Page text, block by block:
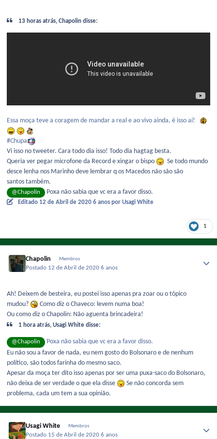
13 horas atrás, Chapolin disse:
Essa moça teve a coragem de mandar a real e ao vivo ainda, é isso aí!
#Chupa
Vi isso no tweeter. Cara todo dia isso! Todo dia hagtag besta.
Queria ver pegar microfone da Record e xingar o bispo
Se todo mundo
desce lenha nos Marinho deve lembrar q os Macedos não são são
santos também.
@Chapolin Poxa não sabia que vc era a favor disso.
Editado 12 de Abril de 2020 6 anos por Usagi White
1
Chapolin Membros
Postado 12 de Abril de 20206 anos
Ah! Deixem de besteira, eu postei isso apenas pra zoar ou o tópico
mudou?
Como diz o Chaveco: levem numa boa!
Ou como diz o Chapolin: Não aguenta brincadeira!
1 hora atrás, Usagi White disse:
@Chapolin
Poxa não sabia que vc era a favor disso.
Eu não sou a favor de nada, eu nem gosto do Bolsonaro e de nenhum
político, são todos farinha do mesmo saco.
Apesar da moça ter dito isso apenas por ser uma puxa-saco do Bolsonaro,
não deixa de ser verdade o que ela disse
Se não concorda sem
problema, cada um tem a sua opinião.
Usagi White Membros
Postado 15 de Abril de 20206 anos